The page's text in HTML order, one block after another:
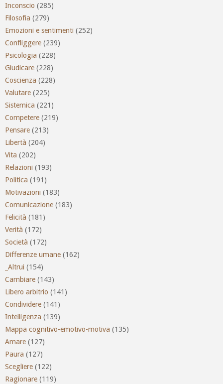
Inconscio (285)
Filosofia (279)
Emozioni e sentimenti (252)
Confliggere (239)
Psicologia (228)
Giudicare (228)
Coscienza (228)
Valutare (225)
Sistemica (221)
Competere (219)
Pensare (213)
Libertà (204)
Vita (202)
Relazioni (193)
Politica (191)
Motivazioni (183)
Comunicazione (183)
Felicità (181)
Verità (172)
Società (172)
Differenze umane (162)
_Altrui (154)
Cambiare (143)
Libero arbitrio (141)
Condividere (141)
Intelligenza (139)
Mappa cognitivo-emotivo-motiva (135)
Amare (127)
Paura (127)
Scegliere (122)
Ragionare (119)